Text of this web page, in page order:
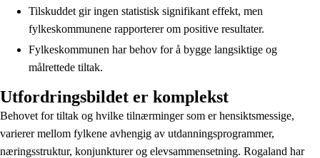
Tilskuddet gir ingen statistisk signifikant effekt, men
fylkeskommunene rapporterer om positive resultater.
Fylkeskommunen har behov for å bygge langsiktige og
målrettede tiltak.
Utfordringsbildet er komplekst
Behovet for tiltak og hvilke tilnærminger som er hensiktsmessige,
varierer mellom fylkene avhengig av utdanningsprogrammer,
næringsstruktur, konjunkturer og elevsammensetning. Rogaland har